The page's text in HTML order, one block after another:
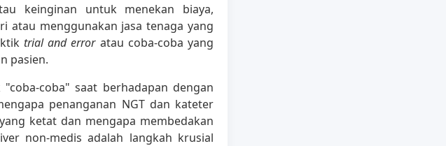
keinginan untuk menekan biaya,
atau menggunakan jasa tenaga yang
trial and erroratau coba-coba yang
pasien.
coba" saat berhadapan dengan
penanganan NGT dan kateter
ketat dan mengapa membedakan
non-medis adalah langkah krusial